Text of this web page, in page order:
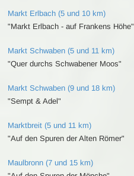
Markt Erlbach (5 und 10 km)
"Markt Erlbach - auf Frankens Höhe"
Markt Schwaben (5 und 11 km)
"Quer durchs Schwabener Moos"
Markt Schwaben (9 und 18 km)
"Sempt & Adel"
Marktbreit (5 und 11 km)
"Auf den Spuren der Alten Römer"
Maulbronn (7 und 15 km)